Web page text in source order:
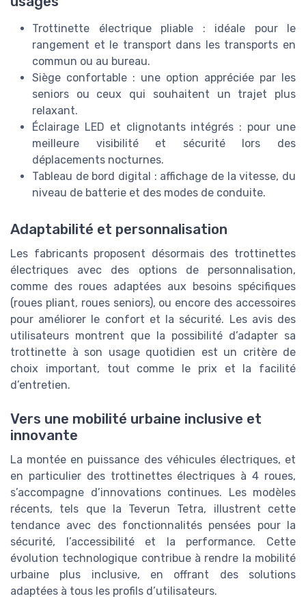
Trottinette électrique pliable : idéale pour le
rangement et le transport dans les transports en
commun ou au bureau.
Siège confortable : une option appréciée par les
seniors ou ceux qui souhaitent un trajet plus
relaxant.
Éclairage LED et clignotants intégrés : pour une
meilleure visibilité et sécurité lors des
déplacements nocturnes.
Tableau de bord digital : affichage de la vitesse, du
niveau de batterie et des modes de conduite.
Adaptabilité et personnalisation
Les fabricants proposent désormais des trottinettes
électriques avec des options de personnalisation,
comme des roues adaptées aux besoins spécifiques
(roues pliant, roues seniors), ou encore des accessoires
pour améliorer le confort et la sécurité. Les avis des
utilisateurs montrent que la possibilité d’adapter sa
trottinette à son usage quotidien est un critère de
choix important, tout comme le prix et la facilité
d’entretien.
Vers une mobilité urbaine inclusive et
innovante
La montée en puissance des véhicules électriques, et
en particulier des trottinettes électriques à 4 roues,
s’accompagne d’innovations continues. Les modèles
récents, tels que la Teverun Tetra, illustrent cette
tendance avec des fonctionnalités pensées pour la
sécurité, l’accessibilité et la performance. Cette
évolution technologique contribue à rendre la mobilité
urbaine plus inclusive, en offrant des solutions
adaptées à tous les profils d’utilisateurs.